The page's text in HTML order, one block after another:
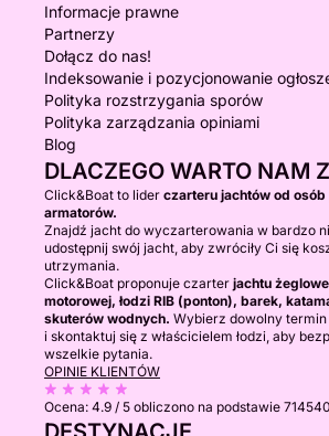
Informacje prawne
Partnerzy
Dołącz do nas!
Indeksowanie i pozycjonowanie
Polityka rozstrzygania sporów
Polityka zarządzania opiniami
Blog
DLACZEGO WARTO NAM
Click&Boat to lider czarteru jachtów od
armatorów.
Znajdź jacht do wyczarterowania w bardzo
udostępnij swój jacht, aby zwróciły Ci się
utrzymania.
Click&Boat proponuje czarter jachtu
motorowej, łodzi RIB (ponton), barek,
skuterów wodnych. Wybierz dowolny
i skontaktuj się z właścicielem łodzi, aby
wszelkie pytania.
OPINIE KLIENTÓW
Ocena: 4.9 / 5 obliczono na podstawie